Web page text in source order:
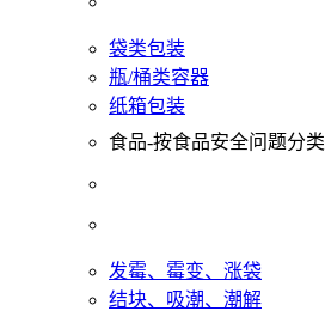
袋类包装
瓶/桶类容器
纸箱包装
食品-按食品安全问题分类
发霉、霉变、涨袋
结块、吸潮、潮解